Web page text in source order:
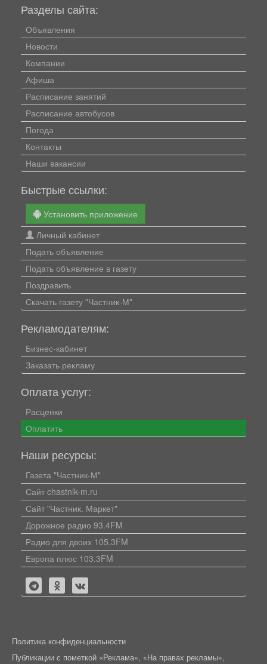
Разделы сайта:
Объявления
Новости
Компании
Афиша
Расписание занятий
Расписание автобусов
Погода
Контакты
Наши вакансии
Быстрые ссылки:
Установить приложение
Личный кабинет
Подать объявление
Подать объявление в газету
Поздравить
Скачать газету "Частник-М"
Рекламодателям:
Бизнес-кабинет
Заказать рекламу
Оплата услуг:
Расценки
Оплатить
Наши ресурсы:
Газета "Частник-М"
Сайт chastnik-m.ru
Сайт "Частник. Маркет"
Дорожное радио 93.4FM
Радио для двоих 105.3FM
Европа плюс 103.3FM
Политика конфиденциальности
Публикации с пометкой «Реклама», «На правах рекламы»,